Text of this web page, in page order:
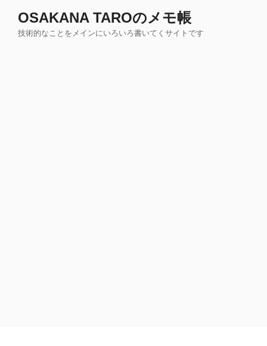
OSAKANA TAROのメモ帳
技術的なことをメインにいろいろ書いてくサイトです